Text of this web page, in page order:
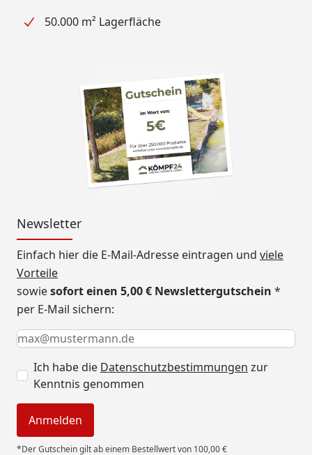
50.000 m² Lagerfläche
Newsletter
Einfach hier die E-Mail-Adresse eintragen und viele
Vorteile
sowiesofort einen 5,00 € Newslettergutschein *
per E-Mail sichern:
Keine Eingabe erforderlich
Eingabe erforderlich
E-Mail *
Ich habe die Datenschutzbestimmungen zur
Kenntnis genommen
Anmelden
*Der Gutschein gilt ab einem Bestellwert von 100,00 €